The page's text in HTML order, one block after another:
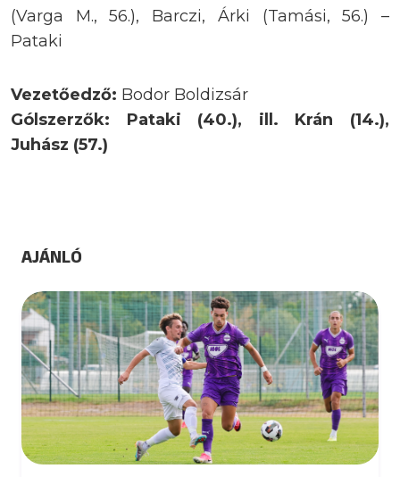
(Varga M., 56.), Barczi, Árki (Tamási, 56.) –
Pataki
Vezetőedző: Bodor Boldizsár
Gólszerzők: Pataki (40.), ill. Krán (14.),
Juhász (57.)
AJÁNLÓ